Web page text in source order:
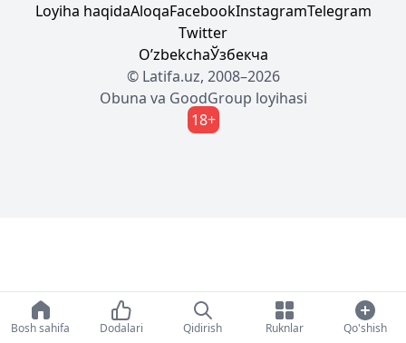
Loyiha haqidaAloqaFacebookInstagramTelegram
Twitter
OʼzbekchaЎзбекча
© Latifa.uz, 2008–2026
Obuna va GoodGroup loyihasi
18+
Bosh sahifa Dodalari Qidirish Ruknlar Qo'shish